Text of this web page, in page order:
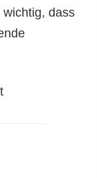
dass